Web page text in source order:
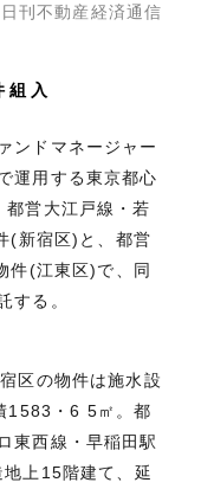
刊不動産経済通信
組 入
ンドマネージャー
運用する東京都心
営大江戸線・若
(新宿区)と、都営
件(江東区)で、同
する。
区の物件は施水設
1583・6 5㎡。都
東西線・早稲田駅
上15階建て、延